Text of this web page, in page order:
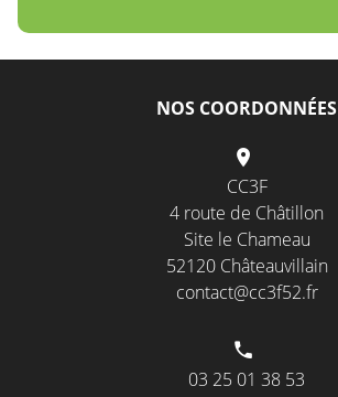
NOS COORDONNÉES
CC3F
4 route de Châtillon
Site le Chameau
52120 Châteauvillain
contact@cc3f52.fr
03 25 01 38 53